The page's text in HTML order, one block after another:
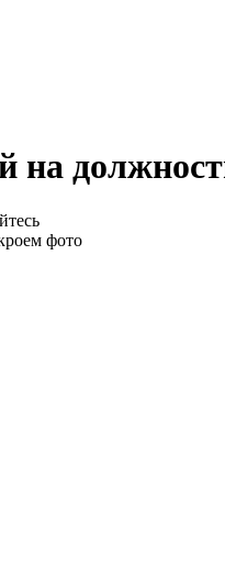
на
фото